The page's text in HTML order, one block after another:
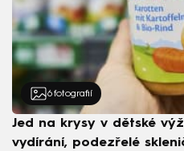
6 fotografií
Jed na krysy v dětské
vydírání, podezřelé